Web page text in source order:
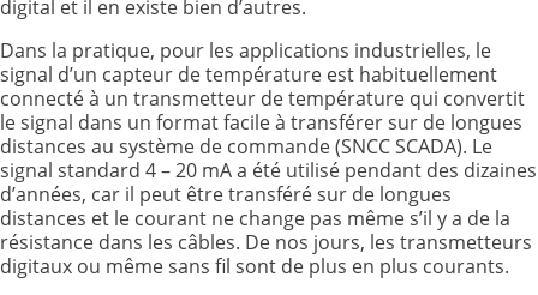
digital et il en existe bien d’autres.
Dans la pratique, pour les applications industrielles, le
signal d’un capteur de température est habituellement
connecté à un transmetteur de température qui convertit
le signal dans un format facile à transférer sur de longues
distances au système de commande (SNCC SCADA). Le
signal standard 4 – 20 mA a été utilisé pendant des dizaines
d’années, car il peut être transféré sur de longues
distances et le courant ne change pas même s’il y a de la
résistance dans les câbles. De nos jours, les transmetteurs
digitaux ou même sans fil sont de plus en plus courants.